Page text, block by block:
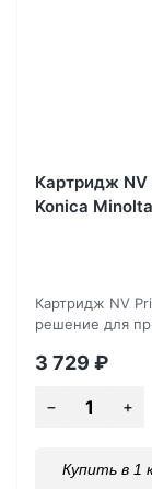
Картридж NV
Konica
Картридж NV
решение для
3 729 ₽
Купить в 1